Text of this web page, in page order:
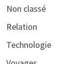
Non classé
Relation
Technologie